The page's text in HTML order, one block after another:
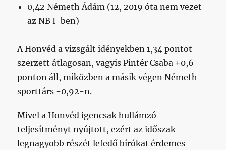
0,42 Németh Ádám (12, 2019 óta nem vezet
az NB I-ben)
A Honvéd a vizsgált idényekben 1,34 pontot
szerzett átlagosan, vagyis Pintér Csaba +0,6
ponton áll, miközben a másik végen Németh
sporttárs -0,92-n.
Mivel a Honvéd igencsak hullámzó
teljesítményt nyújtott, ezért az időszak
legnagyobb részét lefedő bírókat érdemes